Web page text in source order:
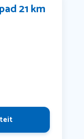
21 km